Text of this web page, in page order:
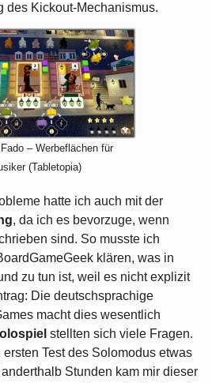
des Kickout-Mechanismus.
– Werbeflächen für
(Tabletopia)
hatte ich auch mit der
, da ich es bevorzuge, wenn
sind. So musste ich
klären, was in
zu tun ist, weil es nicht explizit
Die deutschsprachige
macht dies wesentlich
stellten sich viele Fragen.
Test des Solomodus etwas
Stunden kam mir dieser